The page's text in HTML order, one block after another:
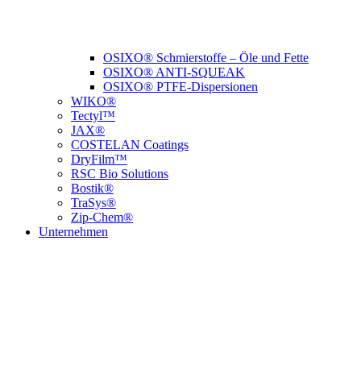
OSIXO® Schmierstoffe – Öle und Fette
OSIXO® ANTI-SQUEAK
OSIXO® PTFE-Dispersionen
WIKO®
Tectyl™
JAX®
COSTELAN Coatings
DryFilm™
RSC Bio Solutions
Bostik®
TraSys®
Zip-Chem®
Unternehmen